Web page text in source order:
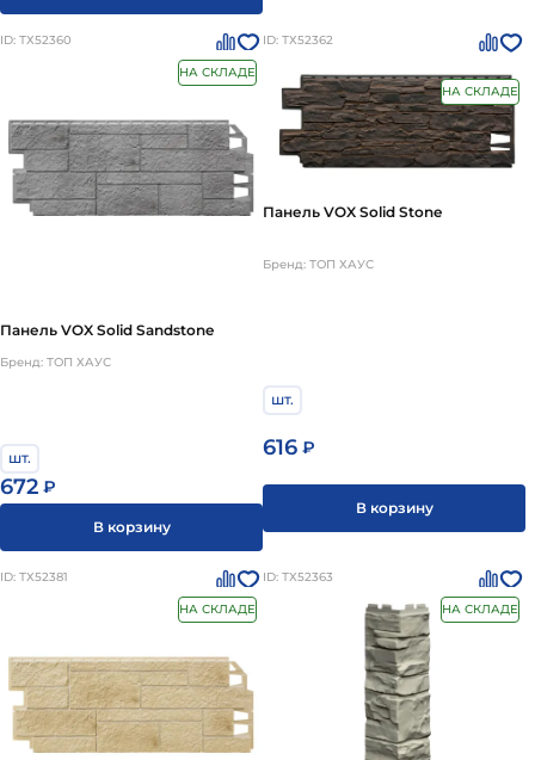
ID: ТХ52360
НА СКЛАДЕ
Панель VOX Solid Sandstone
Бренд: ТОП ХАУС
шт.
672 ₽
В корзину
ID: ТХ52362
НА СКЛАДЕ
Панель VOX Solid Stone
Бренд: ТОП ХАУС
шт.
616 ₽
В корзину
ID: ТХ52381
НА СКЛАДЕ
ID: ТХ52363
НА СКЛАДЕ